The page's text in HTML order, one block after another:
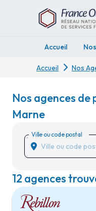
Accueil
Accueil Nos
Nos agences
Marne
Ville ou code postal
12 agences